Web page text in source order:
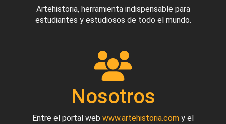
Artehistoria, herramienta indispensable para
estudiantes y estudiosos de todo el mundo.
Nosotros
Entre el portal web www.artehistoria.com y el